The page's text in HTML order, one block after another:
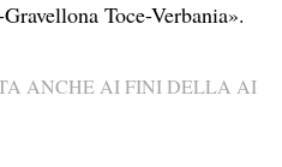
Toce-Verbania».
ANCHE AI FINI DELLA AI